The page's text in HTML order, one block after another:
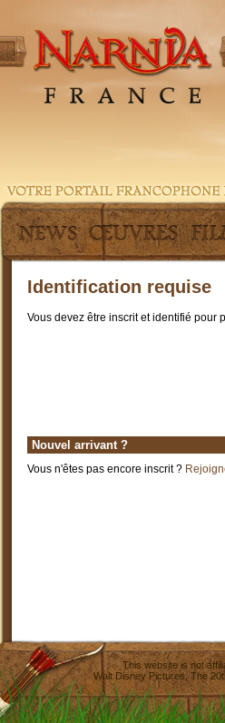
Identification requise
Vous devez être inscrit et identifié pour
Nouvel arrivant ?
Vous n'êtes pas encore inscrit ?
This website is not
Walt Disney Pictures,The